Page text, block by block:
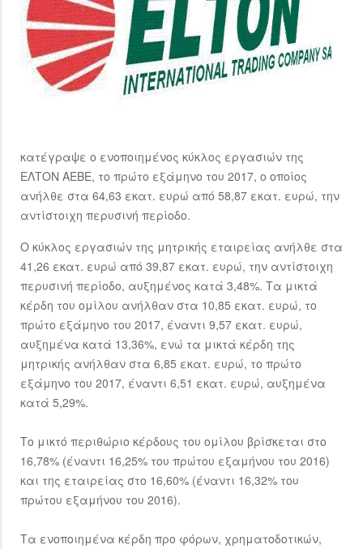
κατέγραψε ο ενοποιημένος κύκλος εργασιών της
ΕΛΤΟΝ ΑΕΒΕ, το πρώτο εξάμηνο του 2017, ο οποίος
ανήλθε στα 64,63 εκατ. ευρώ από 58,87 εκατ. ευρώ, την
αντίστοιχη περυσινή περίοδο.
Ο κύκλος εργασιών της μητρικής εταιρείας ανήλθε στα
41,26 εκατ. ευρώ από 39,87 εκατ. ευρώ, την αντίστοιχη
περυσινή περίοδο, αυξημένος κατά 3,48%. Τα μικτά
κέρδη του ομίλου ανήλθαν στα 10,85 εκατ. ευρώ, το
πρώτο εξάμηνο του 2017, έναντι 9,57 εκατ. ευρώ,
αυξημένα κατά 13,36%, ενώ τα μικτά κέρδη της
μητρικής ανήλθαν στα 6,85 εκατ. ευρώ, το πρώτο
εξάμηνο του 2017, έναντι 6,51 εκατ. ευρώ, αυξημένα
κατά 5,29%.
Το μικτό περιθώριο κέρδους του ομίλου βρίσκεται στο
16,78% (έναντι 16,25% του πρώτου εξαμήνου του 2016)
και της εταιρείας στο 16,60% (έναντι 16,32% του
πρώτου εξαμήνου του 2016).
Τα ενοποιημένα κέρδη προ φόρων, χρηματοδοτικών,